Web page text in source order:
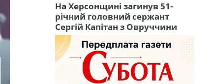
На Херсонщині загинув 51-
річний головний сержант
Сергій Капітан з Овруччини